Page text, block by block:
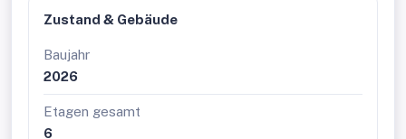
Zustand & Gebäude
Baujahr
2026
Etagen gesamt
6